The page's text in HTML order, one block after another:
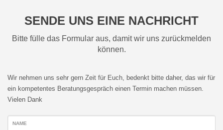
SENDE UNS EINE NACHRICHT
Bitte fülle das Formular aus, damit wir uns zurückmelden
können.
Wir nehmen uns sehr gern Zeit für Euch, bedenkt bitte daher, das wir für
ein kompetentes Beratungsgespräch einen Termin machen müssen.
Vielen Dank
NAME